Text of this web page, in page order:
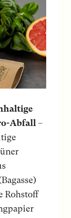
Abfall –
Rohstoff